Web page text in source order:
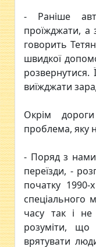
- Раніше
проїжджати, а
говорить
швидкої
розвернутися.
виїжджати
Окрім
проблема, яку
- Поряд з нами
переїзди, -
початку 1990-
спеціального
часу так і не
розуміти,
врятувати